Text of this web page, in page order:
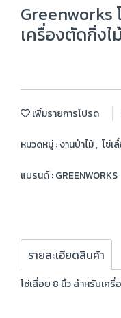
Greenworks
เครื่องตัดกิ่ง
เพิ่มรายการโปรด
หมวดหมู่ :งานป่าไม้, โซ่เ
แบรนด์ :GREENWORKS
รายละเอียดสินค้า
โซ่เลื่อย 8 นิ้ว สำหรับเค